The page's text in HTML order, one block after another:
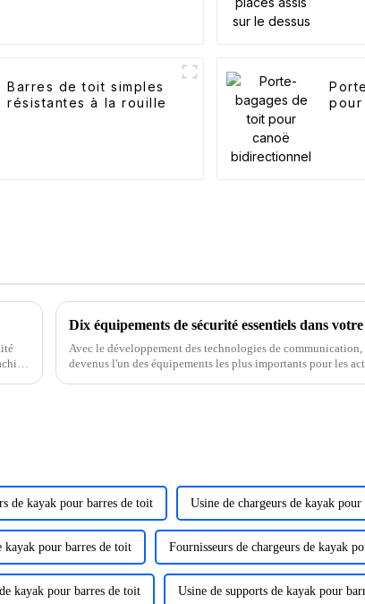
Barres de toit simples
résistantes à la rouille
pour
Dix équipements de sécurité essentiels dans
Avec le développement des technologies de
devenus l'un des équipements les plus importants pour les
de kayak pour barres de toit Usine de chargeurs de kayak
kayak pour barres de toit Fournisseurs de chargeurs de kayak
kayak pour barres de toit Usine de supports de kayak pour